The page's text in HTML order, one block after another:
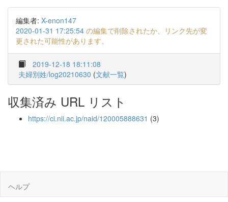
編集者: X-enon147
2020-01-31 17:25:54 の編集で削除されたか、リンク先が変
更された可能性があります。
2019-12-18 18:11:08
夫婦別姓/log20210630 (文献一覧)
収集済み URL リスト
https://ci.nii.ac.jp/naid/120005888631 (3)
ヘルプ